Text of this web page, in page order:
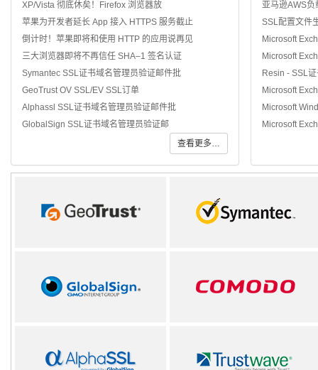
XP/Vista 彻底休矣！Firefox 浏览器放
苹果为开发者延长 App 接入 HTTPS 服务截止
倒计时！苹果即将和使用 HTTP 的应用说再见
三大浏览器即将不再信任 SHA–1 签名认证
Symantec SSL证书域名管理员验证邮件批
GeoTrust OV SSL/EV SSL订单
Alphassl SSL证书域名管理员验证邮件批
GlobalSign SSL证书域名管理员验证邮
查看更多…
亚马逊AWS
SSL配置文件
Microsoft
Microsoft
Resin - SSL
Microsoft
Microsoft
Microsoft